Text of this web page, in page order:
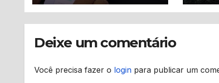
Deixe um comentário
Você precisa fazer o login para publicar um